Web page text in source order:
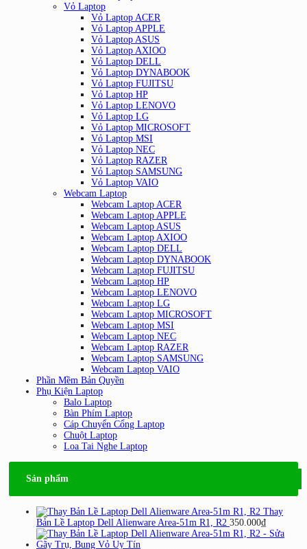
Vỏ Laptop
Vỏ Laptop ACER
Vỏ Laptop APPLE
Vỏ Laptop ASUS
Vỏ Laptop AXIOO
Vỏ Laptop DELL
Vỏ Laptop DYNABOOK
Vỏ Laptop FUJITSU
Vỏ Laptop HP
Vỏ Laptop LENOVO
Vỏ Laptop LG
Vỏ Laptop MICROSOFT
Vỏ Laptop MSI
Vỏ Laptop NEC
Vỏ Laptop RAZER
Vỏ Laptop SAMSUNG
Vỏ Laptop VAIO
Webcam Laptop
Webcam Laptop ACER
Webcam Laptop APPLE
Webcam Laptop ASUS
Webcam Laptop AXIOO
Webcam Laptop DELL
Webcam Laptop DYNABOOK
Webcam Laptop FUJITSU
Webcam Laptop HP
Webcam Laptop LENOVO
Webcam Laptop LG
Webcam Laptop MICROSOFT
Webcam Laptop MSI
Webcam Laptop NEC
Webcam Laptop RAZER
Webcam Laptop SAMSUNG
Webcam Laptop VAIO
Phần Mềm Bản Quyền
Phụ Kiện Laptop
Balo Laptop
Bàn Phím Laptop
Cáp Chuyển Cổng Laptop
Chuột Laptop
Loa Tai Nghe Laptop
Sản phẩm
Thay
Bản Lề Laptop Dell Alienware Area-51m R1, R2 350.000₫